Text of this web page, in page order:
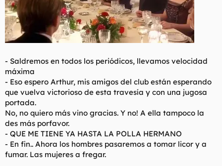
- Saldremos en todos los periódicos, llevamos velocidad
máxima
- Eso espero Arthur, mis amigos del club están esperando
que vuelva victorioso de esta travesía y con una jugosa
portada.
No, no quiero más vino gracias. Y no! A ella tampoco la
des más porfavor.
- QUE ME TIENE YA HASTA LA POLLA HERMANO
- En fin.. Ahora los hombres pasaremos a tomar licor y a
fumar. Las mujeres a fregar.